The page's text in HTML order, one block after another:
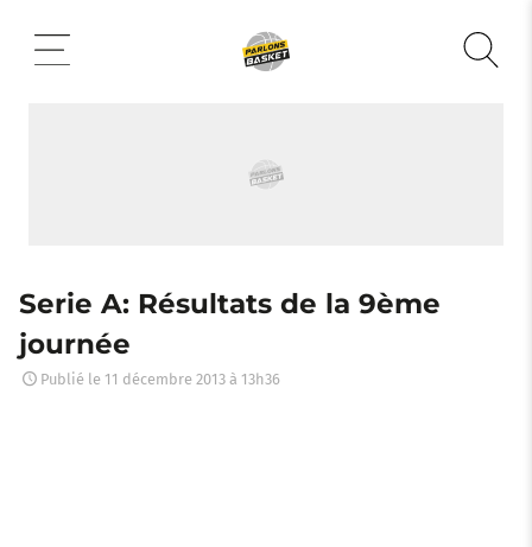
contenu
Serie A: Résultats de la 9ème
journée
Publié le 11 décembre 2013 à 13h36